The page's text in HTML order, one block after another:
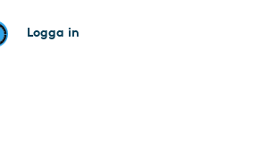
Logga in